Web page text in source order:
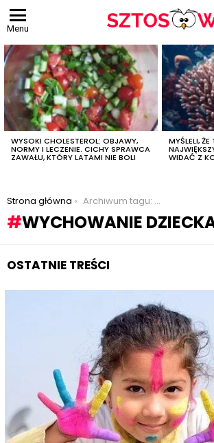
Menu
OSTATNIE
TREŚCI
WYSOKI CHOLESTEROL: OBJAWY,
NORMY I LECZENIE. CICHY SPRAWCA
ZAWAŁU, KTÓRY LATAMI NIE BOLI
MYŚLELI,
WIDAĆ Z
Jesteś tutaj:
Strona główna Archiwum tagu: wychowanie dziecka
WYCHOWANIE
OSTATNIE TREŚCI